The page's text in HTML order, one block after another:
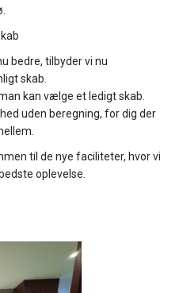
bedre, tilbyder vi nu
skab.
kan vælge et ledigt skab.
uden beregning, for dig der
til de nye faciliteter, hvor vi
oplevelse.